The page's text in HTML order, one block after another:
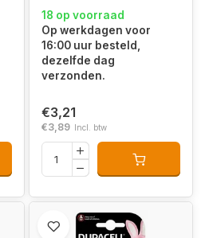
18 op voorraad
Op werkdagen voor
16:00 uur besteld,
dezelfde dag
verzonden.
€3,21
€3,89 Incl. btw